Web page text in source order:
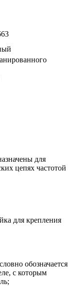
для
цепях частотой
для крепления
обозначается
с которым